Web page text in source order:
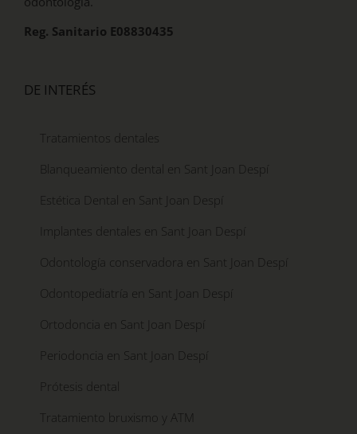
Reg. Sanitario E08830435
DE INTERÉS
Tratamientos dentales
Blanqueamiento dental en Sant Joan Despí
Estética Dental en Sant Joan Despí
Implantes dentales en Sant Joan Despí
Odontología conservadora en Sant Joan Despí
Odontopediatría en Sant Joan Despí
Ortodoncia en Sant Joan Despí
Periodoncia en Sant Joan Despí
Prótesis dental
Tratamiento bruxismo y ATM